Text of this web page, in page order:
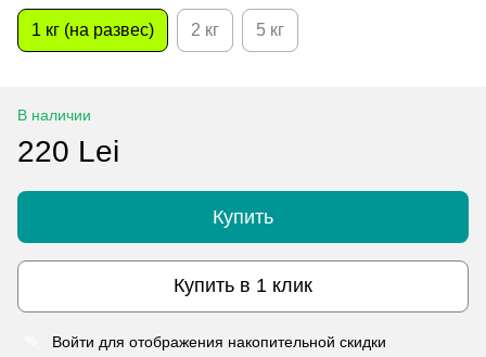
1 кг (на развес) 2 кг 5 кг
В наличии
220 Lei
Купить
Купить в 1 клик
Войти для отображения накопительной скидки